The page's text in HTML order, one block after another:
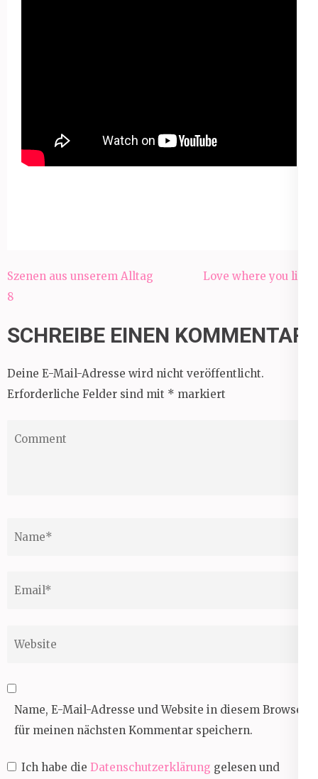
Beitragsnavigation
Szenen aus unserem Alltag
8
Love where you live
SCHREIBE EINEN KOMMENTAR
Deine E-Mail-Adresse wird nicht veröffentlicht.
Erforderliche Felder sind mit * markiert
Name, E-Mail-Adresse und Website in diesem Browser
für meinen nächsten Kommentar speichern.
Ich habe die Datenschutzerklärung gelesen und